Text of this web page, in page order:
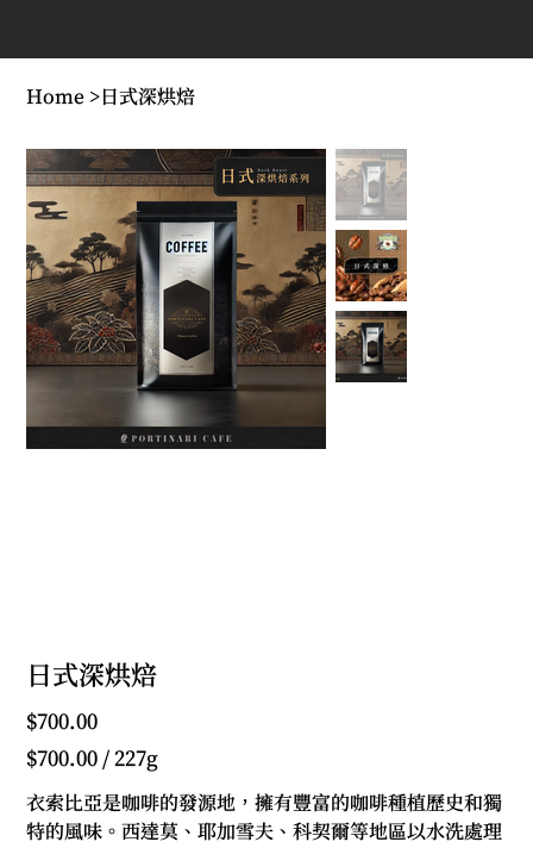
Home > 日式深烘焙
日式深烘焙
價
格
$700.00
每
227
克
$700.00
$700.00 / 227g
衣索比亞是咖啡的發源地，擁有豐富的咖啡種植歷史和獨
特的風味。西達莫、耶加雪夫、科契爾等地區以水洗處理